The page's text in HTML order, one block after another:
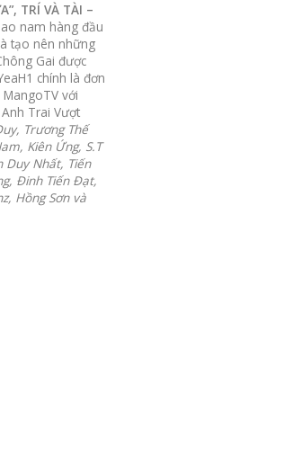
TRÍ VÀ TÀI –
nam hàng đầu
tạo nên những
Gai được
chính là đơn
với
Trai Vượt
Trương Thế
Kiên Ứng, S.T
Duy Nhất, Tiến
Đinh Tiến Đạt,
Hồng Sơn và